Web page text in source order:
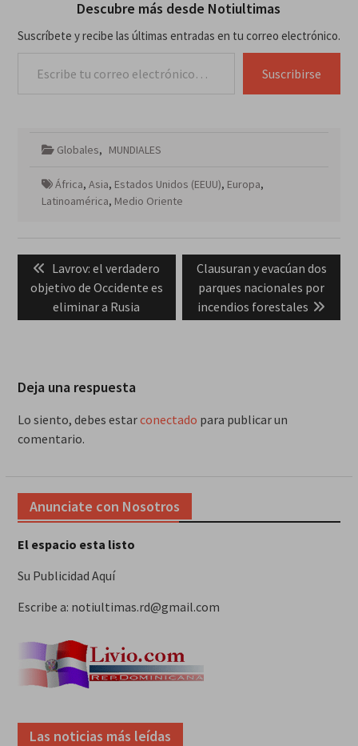
Descubre más desde Notiultimas
Suscríbete y recibe las últimas entradas en tu correo electrónico.
Suscribirse
Globales, MUNDIALES
África, Asia, Estados Unidos (EEUU), Europa,
Latinoamérica, Medio Oriente
entradas
Previous
post:
Lavrov: el verdadero
objetivo de Occidente es
eliminar a Rusia
Next
post:
Clausuran y evacúan dos
parques nacionales por
incendios forestales
Deja una respuesta
Lo siento, debes estarconectado para publicar un
comentario.
Anunciate con Nosotros
El espacio esta listo
Su Publicidad Aquí
Escribe a: notiultimas.rd@gmail.com
Las noticias más leídas